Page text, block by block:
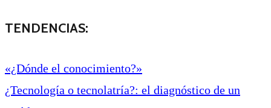
TENDENCIAS:
«¿Dónde el conocimiento?»
¿Tecnología o tecnolatría?: el diagnóstico de un